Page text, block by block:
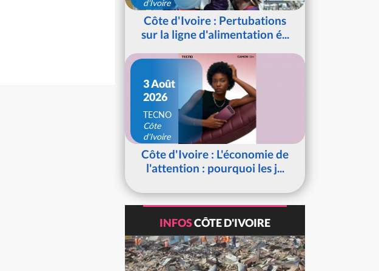
d'Ivoire
Côte d'Ivoire : Pertubations
sur la ligne d'alimentation é...
3 Août
2026
TECNO
Côte
d'Ivoire
Côte d'Ivoire : L'économie de
l'attention : pourquoi les j...
INFOSCÔTE D'IVOIRE